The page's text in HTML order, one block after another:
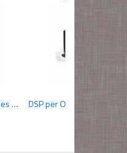
Processore di segnale digitale High Res con 10 canali
JL Audio